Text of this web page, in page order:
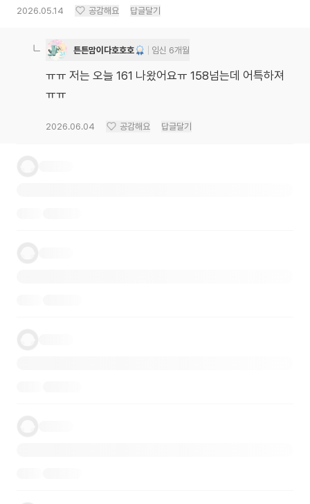
2026.05.14 공감해요 답글달기
튼튼맘이다호호호 임신 6개월
ㅠㅠ 저는 오늘 161 나왔어요ㅠ 158넘는데 어특하져
ㅠㅠ
2026.06.04 공감해요 답글달기